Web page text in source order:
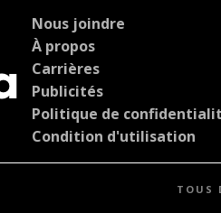
Nous joindre
À propos
Carrières
Publicités
Politique de
Condition d'utilisation
TOUS